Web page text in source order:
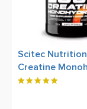
Scitec
Creatine
500 g